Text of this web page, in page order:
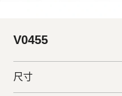
V0455
尺寸